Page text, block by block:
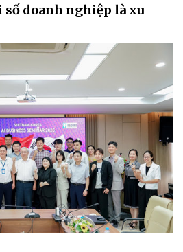
số doanh nghiệp là xu